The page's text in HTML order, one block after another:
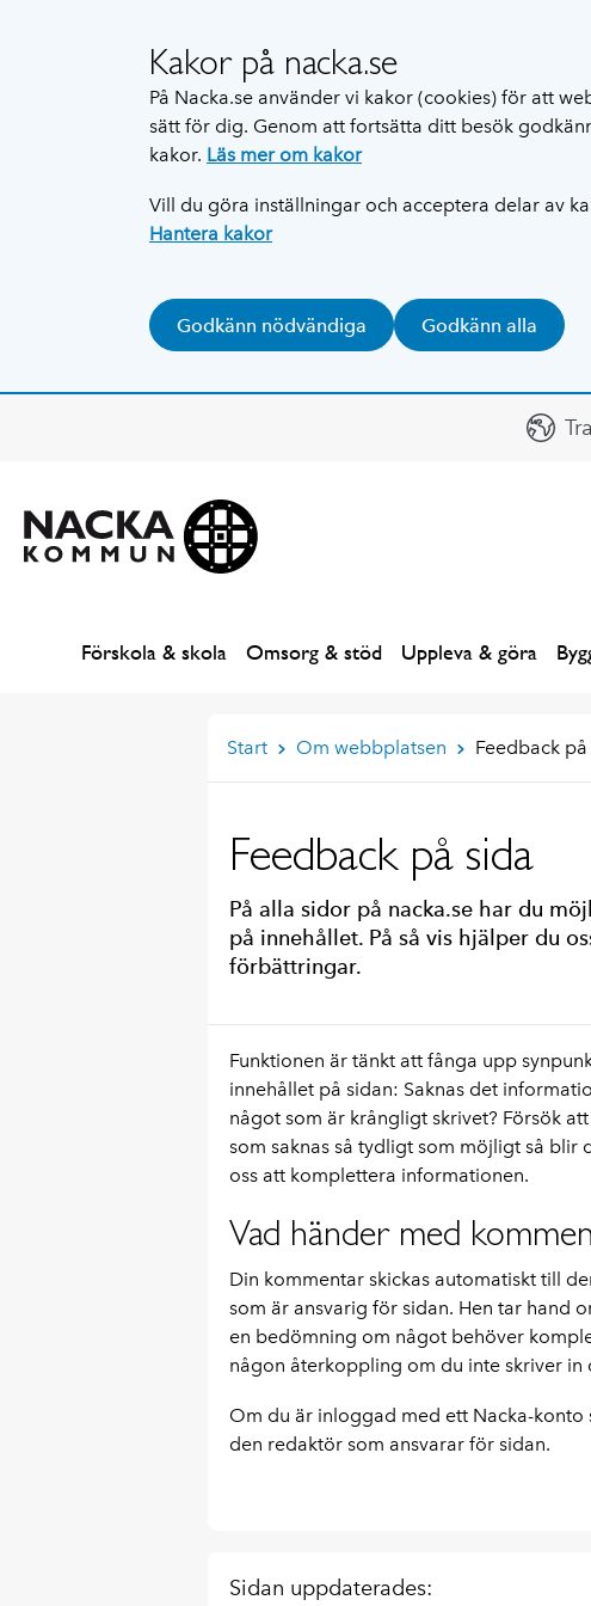
Kakor på nacka.se
På Nacka.se använder vi kakor (cookies) för att
sätt för dig. Genom att fortsätta ditt besök
kakor. Läs mer om kakor
Vill du göra inställningar och acceptera delar av
Hantera kakor
Godkänn nödvändiga Godkänn alla
Förskola & skola Omsorg & stöd Uppleva & göra
Start Om webbplatsen Feedback på
Feedback på sida
På alla sidor på nacka.se har du
på innehållet. På så vis hjälper du
förbättringar.
Funktionen är tänkt att fånga upp
innehållet på sidan: Saknas det
något som är krångligt skrivet? Försök
som saknas så tydligt som möjligt så blir
oss att komplettera informationen.
Vad händer med
Din kommentar skickas automatiskt till
som är ansvarig för sidan. Hen tar hand
en bedömning om något behöver
någon återkoppling om du inte skriver
Om du är inloggad med ett Nacka-konto
den redaktör som ansvarar för sidan.
Sidan uppdaterades: